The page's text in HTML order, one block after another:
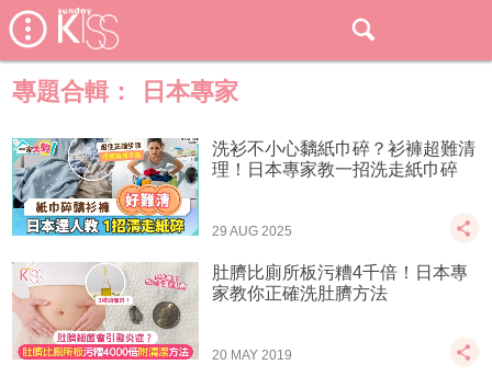
專題合輯： 日本專家
洗衫不小心黐紙巾碎？衫褲超難清
理！日本專家教一招洗走紙巾碎
29 AUG 2025
肚臍比廁所板污糟4千倍！日本專
家教你正確洗肚臍方法
20 MAY 2019